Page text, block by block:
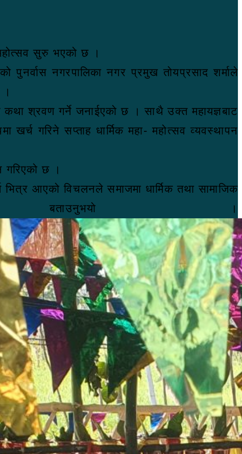
महोत्सव सुरु भएको छ ।
पुनर्वास नगरपालिका नगर प्रमुख तोयप्रसाद शर्माले
।
श्रवण गर्ने जनाईएको छ । साथै उक्त महायज्ञबाट
खर्च गरिने सप्ताह धार्मिक महा- महोत्सव व्यवस्थापन
गरिएको छ ।
भित्र आएको विचलनले समाजमा धार्मिक तथा सामाजिक
।